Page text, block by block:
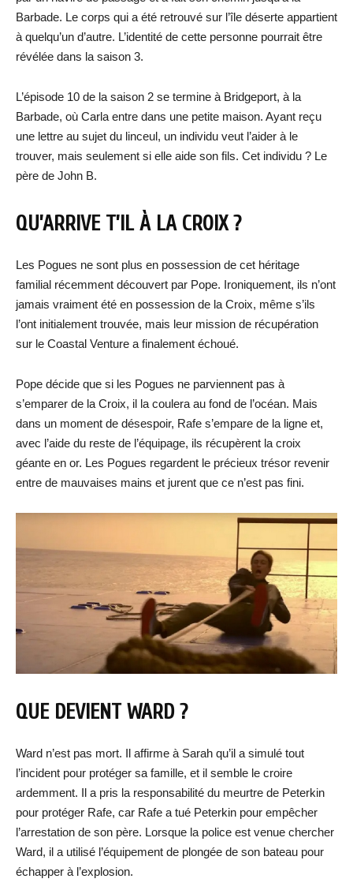
Barbade. Le corps qui a été retrouvé sur l’île déserte appartient
à quelqu’un d’autre. L’identité de cette personne pourrait être
révélée dans la saison 3.
L’épisode 10 de la saison 2 se termine à Bridgeport, à la
Barbade, où Carla entre dans une petite maison. Ayant reçu
une lettre au sujet du linceul, un individu veut l’aider à le
trouver, mais seulement si elle aide son fils. Cet individu ? Le
père de John B.
QU’ARRIVE T’IL À LA CROIX ?
Les Pogues ne sont plus en possession de cet héritage
familial récemment découvert par Pope. Ironiquement, ils n’ont
jamais vraiment été en possession de la Croix, même s’ils
l’ont initialement trouvée, mais leur mission de récupération
sur le Coastal Venture a finalement échoué.
Pope décide que si les Pogues ne parviennent pas à
s’emparer de la Croix, il la coulera au fond de l’océan. Mais
dans un moment de désespoir, Rafe s’empare de la ligne et,
avec l’aide du reste de l’équipage, ils récupèrent la croix
géante en or. Les Pogues regardent le précieux trésor revenir
entre de mauvaises mains et jurent que ce n’est pas fini.
QUE DEVIENT WARD ?
Ward n’est pas mort. Il affirme à Sarah qu’il a simulé tout
l’incident pour protéger sa famille, et il semble le croire
ardemment. Il a pris la responsabilité du meurtre de Peterkin
pour protéger Rafe, car Rafe a tué Peterkin pour empêcher
l’arrestation de son père. Lorsque la police est venue chercher
Ward, il a utilisé l’équipement de plongée de son bateau pour
échapper à l’explosion.